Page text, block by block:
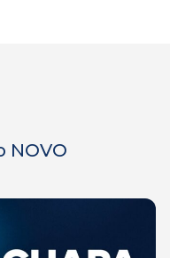
NOVO